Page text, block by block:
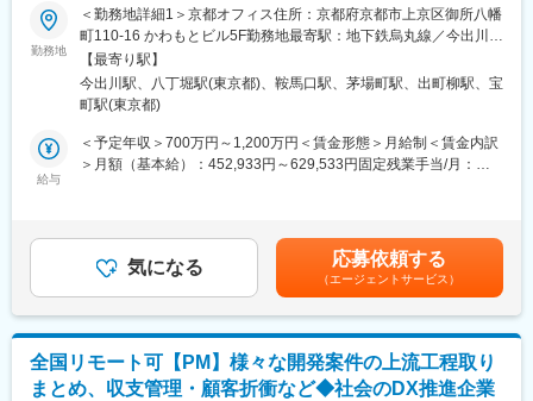
【業務内容】
・AIを活用した新規プロダクトの開発
・既存プロダクトへのAI機能の追加
・セールスやカスタマーサクセスと連携しながら、AI機能を立案
および実装
・フロントエンドとバックエンド両方での開発
【プロダクトの技術要素】
・開発支援: ESLint, Renovate
変更の範囲：会社の定める業務
生成AIや大規模言語モデル（LLM）の進化により、AIの社会実装
が加速する今、見落とされがちなのが「AIが何を根拠に判断して
いるか」という視点です。
AIはモデルやアプリケーション単体では正しく機能せず、“何をも
とに答えを導き出すか”というナレッジ、つまり正確に整理された
知識のデータ基盤が不可欠です。
Helpfeelは、この「AIナレッジデータ」を支えるAIナレッジ基盤
を支える“情報インフラ”構築支援するプロダクトの開発・提供して
います。
明した「意図予測検索」技術（特許取得済）をコアにしていま
す。
現在はこの技術に加え、生成AIやナレッジ活用の進化に対応する
勤務地
＜勤務地詳細1＞京都オフィス住所：京都府京都市上京区御所八幡
町110-16 かわもとビル5F勤務地最寄駅：地下鉄烏丸線／今出川駅
受動喫煙対策：屋内全面禁煙＜勤務地詳細2＞東京オフィス住所：
東京都中央区八丁堀2-14-1 住友不動産八重洲通ビル4F勤務地最寄
駅：日比谷線／八丁堀駅受動喫煙対策：屋内全面禁煙変更の範
【最寄り駅】
今出川駅、八丁堀駅(東京都)、鞍馬口駅、茅場町駅、出町柳駅、宝
町駅(東京都)
給与
＜予定年収＞700万円～1,200万円＜賃金形態＞月給制＜賃金内訳
＞月額（基本給）：452,933円～629,533円固定残業手当/月：
スキルに応じてご相談の上決定します。■昇給：年1回賃金はあく
までも目安の金額であり、選考を通じて上下する可能性がありま
す。月給(月額)は固定手当を含めた表記です。
気になる 応募依頼する
（エージェントサービス）
全国リモート可【PM】様々な開発案件の上流工程取り
まとめ、収支管理・顧客折衝など◆社会のDX推進企業